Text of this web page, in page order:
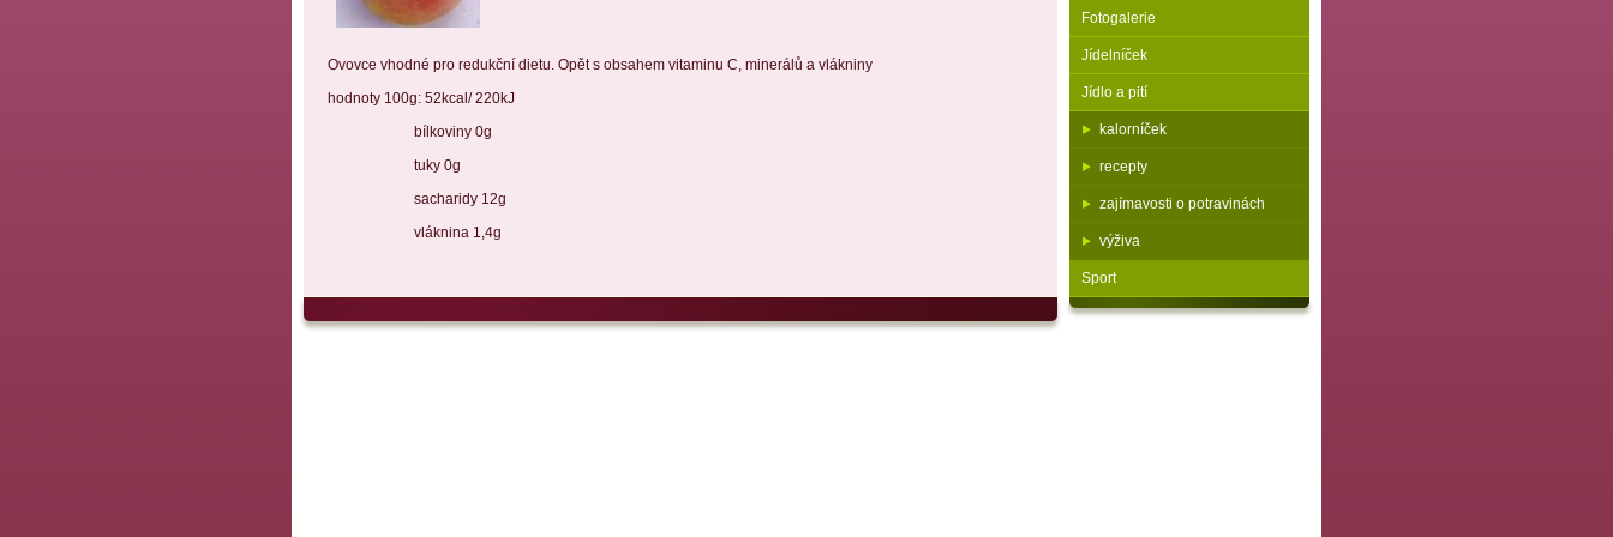
Ovovce vhodné pro redukční dietu. Opět s obsahem vitaminu C, minerálů a vlákniny
hodnoty 100g: 52kcal/ 220kJ
bílkoviny 0g
tuky 0g
sacharidy 12g
vláknina 1,4g
Fotogalerie
Jídelníček
Jídlo a pití
kalorníček
recepty
zajímavosti o potravinách
výživa
Sport